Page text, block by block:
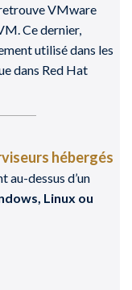
VMware
Ce dernier,
utilisé dans les
dans Red Hat
hébergés
au-dessus d’un
Linux ou